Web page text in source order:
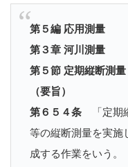
第５編 応用測量
第３章 河川測量
第５節 定期縦断測量
（要旨）
第６５４条 「定期
等の縦断測量を実施
成する作業をいう。